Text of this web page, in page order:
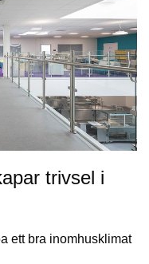
trivsel i
ett bra inomhusklimat